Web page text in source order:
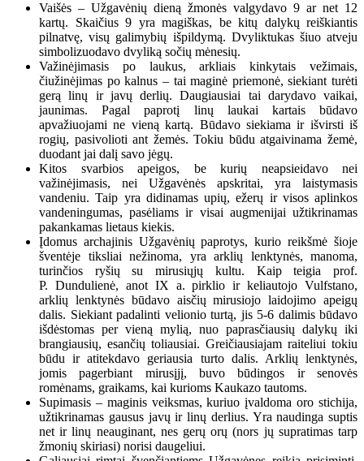
Vaišės – Užgavėnių dieną žmonės valgydavo 9 ar net 12
kartų. Skaičius 9 yra magiškas, be kitų dalykų reiškiantis
pilnatvę, visų galimybių išpildymą. Dvyliktukas šiuo atveju
simbolizuodavo dvyliką sočių mėnesių.
Važinėjimasis po laukus, arkliais kinkytais vežimais,
čiužinėjimas po kalnus – tai maginė priemonė, siekiant turėti
gerą linų ir javų derlių. Daugiausiai tai darydavo vaikai,
jaunimas. Pagal paprotį linų laukai kartais būdavo
apvažiuojami ne vieną kartą. Būdavo siekiama ir išvirsti iš
rogių, pasivolioti ant žemės. Tokiu būdu atgaivinama žemė,
duodant jai dalį savo jėgų.
Kitos svarbios apeigos, be kurių neapsieidavo nei
važinėjimasis, nei Užgavėnės apskritai, yra laistymasis
vandeniu. Taip yra didinamas upių, ežerų ir visos aplinkos
vandeningumas, pasėliams ir visai augmenijai užtikrinamas
pakankamas lietaus kiekis.
Įdomus archajinis Užgavėnių paprotys, kurio reikšmė šioje
šventėje tiksliai nežinoma, yra arklių lenktynės, manoma,
turinčios ryšių su mirusiųjų kultu. Kaip teigia prof.
P. Dundulienė, anot IX a. pirklio ir keliautojo Vulfstano,
arklių lenktynės būdavo aisčių mirusiojo laidojimo apeigų
dalis. Siekiant padalinti velionio turtą, jis 5-6 dalimis būdavo
išdėstomas per vieną mylią, nuo paprasčiausių dalykų iki
brangiausių, esančių toliausiai. Greičiausiajam raiteliui tokiu
būdu ir atitekdavo geriausia turto dalis. Arklių lenktynės,
jomis pagerbiant mirusįjį, buvo būdingos ir senovės
romėnams, graikams, kai kurioms Kaukazo tautoms.
Supimasis – maginis veiksmas, kuriuo įvaldoma oro stichija,
užtikrinamas gausus javų ir linų derlius. Yra naudinga suptis
net ir linų neauginant, nes gerų orų (nors jų supratimas tarp
žmonių skiriasi) norisi daugeliui.